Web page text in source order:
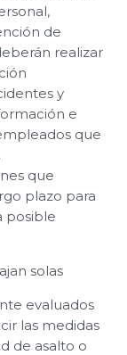
de
realizar
y
e
que
que
plazo para
posible
solas
evaluados
las medidas
de asalto o